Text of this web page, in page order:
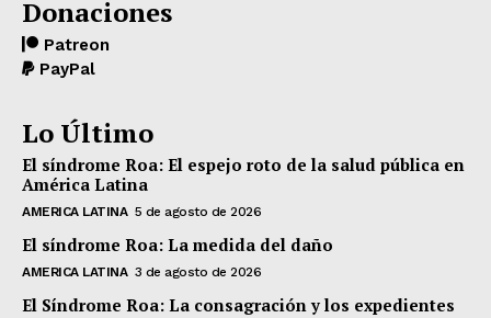
Donaciones
Patreon
PayPal
Lo Último
El síndrome Roa: El espejo roto de la salud pública en
América Latina
AMERICA LATINA 5 de agosto de 2026
El síndrome Roa: La medida del daño
AMERICA LATINA 3 de agosto de 2026
El Síndrome Roa: La consagración y los expedientes